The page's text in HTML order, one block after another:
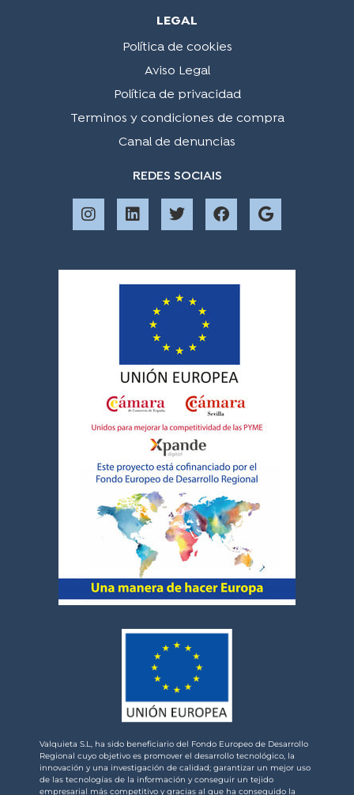
LEGAL
Política de cookies
Aviso Legal
Política de privacidad
Terminos y condiciones de compra
Canal de denuncias
REDES SOCIAIS
Valquieta S.L, ha sido beneficiario del Fondo Europeo de Desarrollo
Regional cuyo objetivo es promover el desarrollo tecnológico, la
innovación y una investigación de calidad; garantizar un mejor uso
de las tecnologías de la información y conseguir un tejido
empresarial más competitivo y gracias al que ha conseguido la